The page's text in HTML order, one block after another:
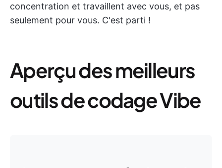
concentration et travaillent avec vous, et pas
seulement pour vous. C'est parti !
Aperçu des meilleurs
outils de codage Vibe